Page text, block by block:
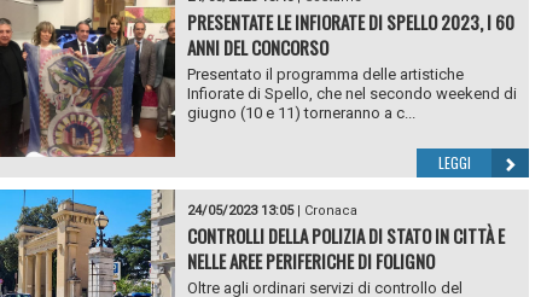
PRESENTATE LE INFIORATE DI SPELLO 2023, I 60
ANNI DEL CONCORSO
Presentato il programma delle artistiche
Infiorate di Spello, che nel secondo weekend di
giugno (10 e 11) torneranno a c...
LEGGI
24/05/2023 13:05| Cronaca
CONTROLLI DELLA POLIZIA DI STATO IN CITTÀ E
NELLE AREE PERIFERICHE DI FOLIGNO
Oltre agli ordinari servizi di controllo del